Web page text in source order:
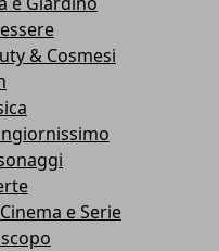
& Cosmesi
e Serie